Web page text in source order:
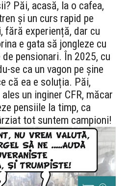
Păi, acasă, la o cafea,
și un curs rapid pe
fără experiență, dar cu
e gata să jongleze cu
pensionari. În 2025, cu
se ca un vagon pe șine
că ea e soluția. Păi,
un inginer CFR, măcar
pensiile la timp, ca
tot suntem campioni!